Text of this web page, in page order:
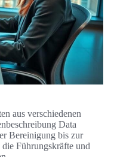
aus verschiedenen
Data
Bereinigung bis zur
Führungskräfte und